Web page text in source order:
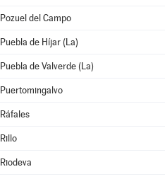
Pozuel del Campo
Puebla de Híjar (La)
Puebla de Valverde (La)
Puertomingalvo
Ráfales
Rillo
Riodeva